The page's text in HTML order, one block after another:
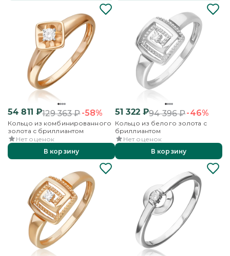
54 811 ₽129 363₽-58%
Кольцо из комбинированного
золота с бриллиантом
Нет оценок
В корзину
51 322₽94 396₽-46%
Кольцо из белого золота с
бриллиантом
Нет оценок
В корзину